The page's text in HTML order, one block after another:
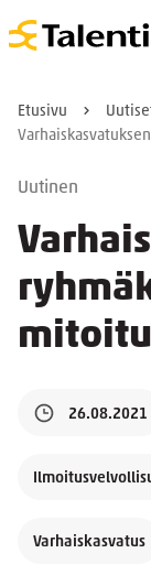
Etusivu
Uutinen
26.08.2021
Varhaiskasvatus